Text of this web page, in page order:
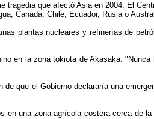
tragedia que afectó Asia en 2004. El
Canadá, Chile, Ecuador, Rusia o
plantas nucleares y refinerías de
en la zona tokiota de Akasaka. "Nunca
que el Gobierno declararía una
en una zona agrícola costera cerca de